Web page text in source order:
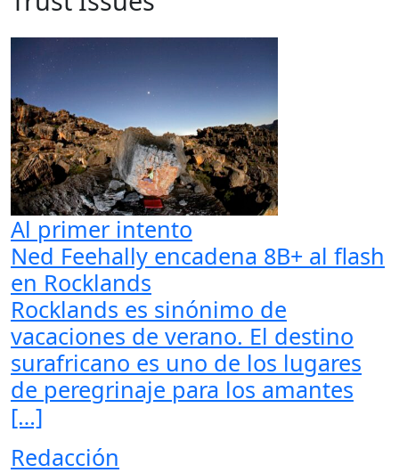
Al primer intento
Ned Feehally encadena 8B+ al flash
en Rocklands
Rocklands es sinónimo de
vacaciones de verano. El destino
surafricano es uno de los lugares
de peregrinaje para los amantes
[…]
Redacción